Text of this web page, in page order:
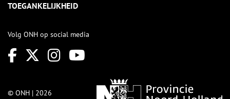
TOEGANKELIJKHEID
Volg ONH op social media
© ONH | 2026